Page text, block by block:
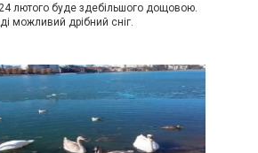
лютого буде здебільшого дощовою.
можливий дрібний сніг.